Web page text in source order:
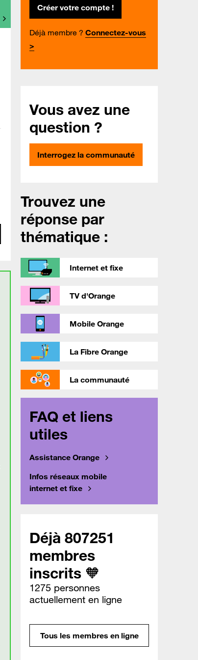
Créer votre compte !
Déjà membre ? Connectez-vous
>
Vous avez une
question ?
Interrogez la communauté
Trouvez une
réponse par
thématique :
Internet et fixe
TV d'Orange
Mobile Orange
La Fibre Orange
La communauté
FAQ et liens
utiles
Assistance Orange
Infos réseaux mobile
internet et fixe
Déjà 807251
membres
inscrits 🧡
1275 personnes
actuellement en ligne
Tous les membres en ligne